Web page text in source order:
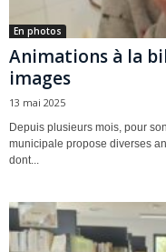
En photos
Animations à la
images
13 mai 2025
Depuis plusieurs mois, pour
municipale propose diverses
dont...